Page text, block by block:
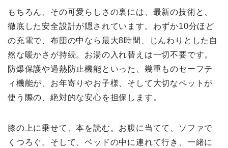
もちろん、その可愛らしさの裏には、最新の技術と、
徹底した安全設計が隠されています。わずか10分ほど
の充電で、布団の中なら最大8時間、じんわりとした自
然な暖かさが持続。お湯の入れ替えは一切不要です。
防爆保護や過熱防止機能といった、幾重ものセーフテ
ィ機能が、お年寄りやお子様、そして大切なペットが
使う際の、絶対的な安心を担保します。
膝の上に乗せて、本を読む。お腹に当てて、ソファで
くつろぐ。そして、ベッドの中に連れて行き、一緒に